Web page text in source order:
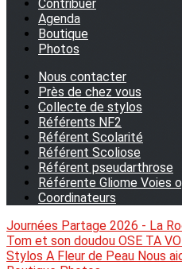
Contribuer
Agenda
Boutique
Photos
Nous contacter
Près de chez vous
Collecte de stylos
Référents NF2
Référent Scolarité
Référent Scoliose
Référent pseudarthrose
Référente Gliome Voies
Coordinateurs
Journées Partage 2026 - La
Tom et son doudou OSE TA
Stylos A Fleur de Peau Nous